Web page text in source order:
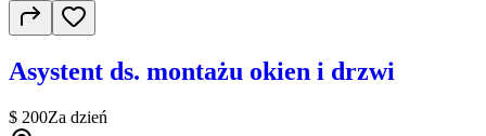
Asystent ds. montażu okien i drzwi
$ 200Za dzień